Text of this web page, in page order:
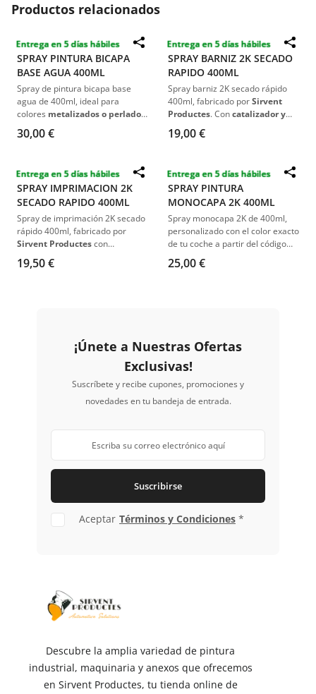
Productos relacionados
Destacado
Entrega en 5 días hábiles
SPRAY PINTURA BICAPA
BASE AGUA 400ML
Spray de pintura bicapa base
agua de 400ml, ideal para
colores metalizados o perlados.
Fabricado por Sirvent Productes
con la fórmula exacta según el
. Acabado profesional listo
para barnizar.
30,00 €
Destacado
Entrega en 5 días hábiles
SPRAY BARNIZ 2K SECADO
RAPIDO 400ML
Spray barniz 2K secado rápido
400ml, fabricado porSirvent
Productes. Concatalizador y
disolvente incorporados
brillo intenso
19,00 €
Destacado
Entrega en 5 días hábiles
SPRAY IMPRIMACION 2K
SECADO RAPIDO 400ML
Spray de imprimación 2K secado
rápido 400ml, fabricado por
Sirvent Productescon
catalizador y disolvente
incorporados
19,50 €
Destacado
Entrega en 5 días hábiles
SPRAY PINTURA
MONOCAPA 2K 400ML
Spray monocapa 2K de 400ml,
personalizado con el color exacto
de tu coche a partir del código
original. Sistema catalizado, fácil
de aplicar, con acabado
25,00 €
¡Únete a Nuestras Ofertas
Exclusivas!
Suscríbete y recibe cupones, promociones y
novedades en tu bandeja de entrada.
Suscribirse
Aceptar Términos y Condiciones *
Descubre la amplia variedad de pintura
industrial, maquinaria y anexos que ofrecemos
en Sirvent Productes, tu tienda online de